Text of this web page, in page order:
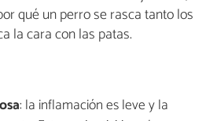
qué un perro se rasca tanto los
la cara con las patas.
: la inflamación es leve y la